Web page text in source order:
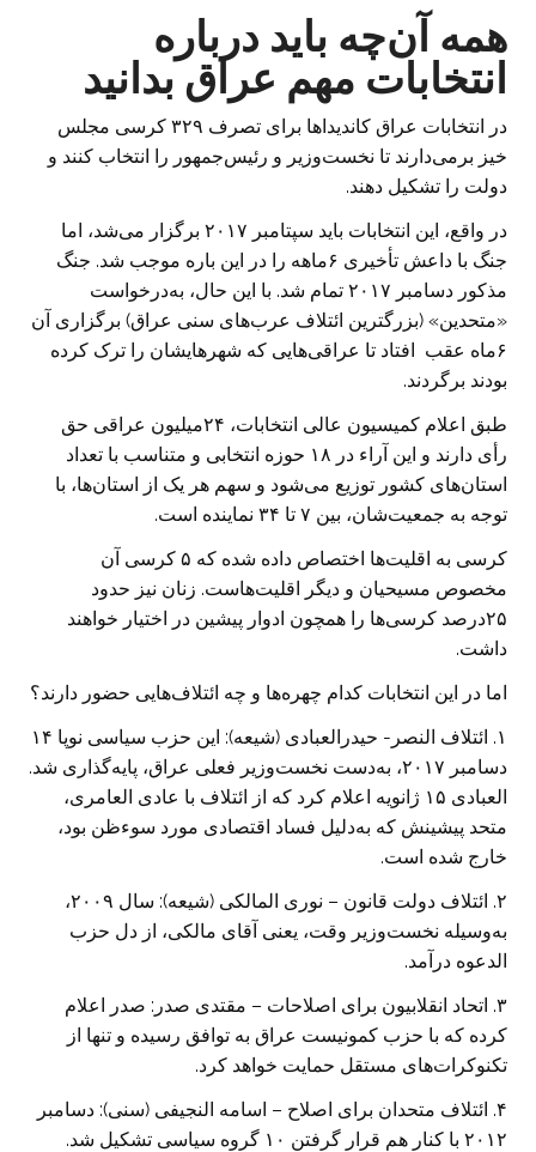
همه آن‌چه باید درباره
انتخابات مهم عراق بدانید
در انتخابات عراق کاندیداها برای تصرف ۳۲۹ کرسی مجلس
خیز برمی‌دارند تا نخست‌وزیر و رئیس‌جمهور را انتخاب کنند و
دولت را تشکیل دهند.
در واقع، این انتخابات باید سپتامبر ۲۰۱۷ برگزار می‌شد، اما
جنگ با داعش تأخیری ۶ماهه را در این باره موجب شد. جنگ
مذکور دسامبر ۲۰۱۷ تمام شد. با این حال، به‌درخواست
«متحدین» (بزرگترین ائتلاف عرب‌های سنی عراق) برگزاری آن
۶ماه عقب افتاد تا عراقی‌هایی که شهرهایشان را ترک کرده
‌بودند برگردند.
طبق اعلام کمیسیون عالی انتخابات، ۲۴میلیون عراقی حق
رأی دارند و این آراء در ۱۸ حوزه انتخابی و متناسب با تعداد
استان‌های کشور توزیع می‌شود و سهم هر یک از استان‌ها، با
توجه به جمعیت‌شان، بین ۷ تا ۳۴ نماینده است.
کرسی به اقلیت‌ها اختصاص داده شده که ۵ کرسی آن
مخصوص مسیحیان و دیگر اقلیت‌هاست. زنان نیز حدود
۲۵درصد کرسی‌ها را همچون ادوار پیشین در اختیار خواهند
داشت.
اما در این انتخابات کدام چهره‌ها و چه ائتلاف‌هایی حضور دارند؟
۱. ائتلاف النصر- حیدرالعبادی (شیعه): این حزب سیاسی نوپا ۱۴
دسامبر ۲۰۱۷، به‌دست نخست‌وزیر فعلی عراق، پایه‌گذاری شد.
العبادی ۱۵ ژانویه اعلام کرد که از ائتلاف با عادی العامری،
متحد پیشینش که به‌دلیل فساد اقتصادی مورد سوءظن بود،
خارج شد‌ه‌ است.
۲. ائتلاف دولت قانون – نوری المالکی (شیعه): سال ۲۰۰۹،
به‌وسیله نخست‌وزیر وقت، یعنی آقای مالکی، از دل حزب
الدعوه درآمد.
۳. اتحاد انقلابیون برای اصلاحات – مقتدی صدر: صدر اعلام
کرده که با حزب کمونیست عراق به توافق رسیده و تنها از
تکنوکرات‌های مستقل حمایت خواهد کرد.
۴. ائتلاف متحدان برای اصلاح – اسامه النجیفی (سنی): دسامبر
۲۰۱۲ با کنار هم قرار گرفتن ۱۰ گروه سیاسی تشکیل شد.